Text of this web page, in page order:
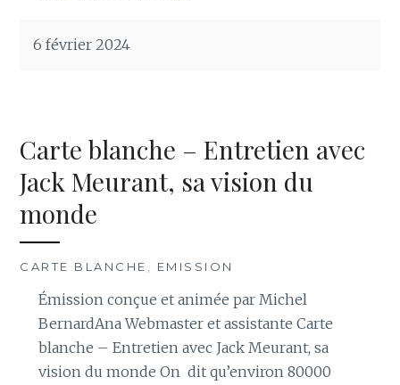
6 février 2024
Carte blanche – Entretien avec
Jack Meurant, sa vision du
monde
CARTE BLANCHE EMISSION
Émission conçue et animée par Michel
BernardAna Webmaster et assistante Carte
blanche – Entretien avec Jack Meurant, sa
vision du monde On dit qu’environ 80000